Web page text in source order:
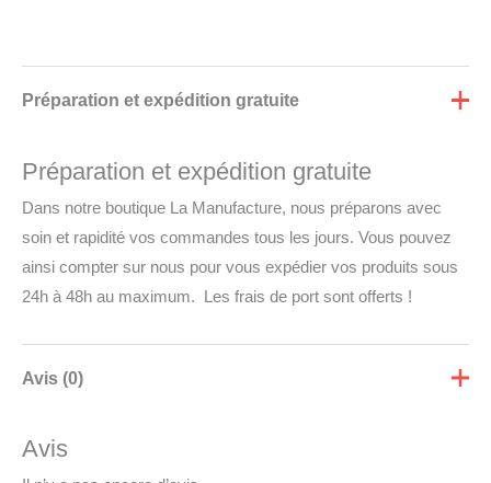
Préparation et expédition gratuite
Préparation et expédition gratuite
Dans notre boutique La Manufacture, nous préparons avec
soin et rapidité vos commandes tous les jours. Vous pouvez
ainsi compter sur nous pour vous expédier vos produits sous
24h à 48h au maximum. Les frais de port sont offerts !
Avis (0)
Avis